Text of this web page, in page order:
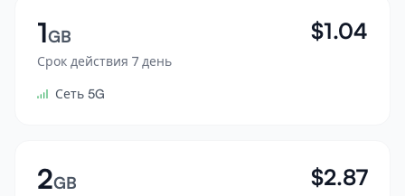
Совместимость устройств
Войти
1GB
Срок действия 7 день
$1.04
Сеть 5G
2GB $2.87